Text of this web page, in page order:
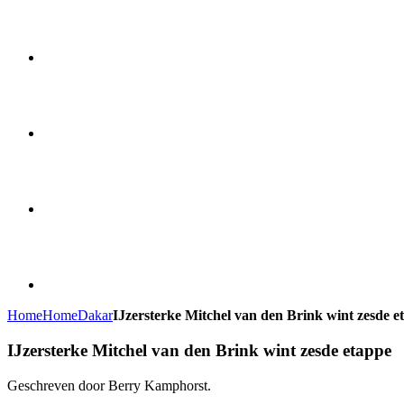
HomeHomeDakarIJzersterke Mitchel van den Brink wint zesde
IJzersterke Mitchel van den Brink wint zesde etappe
Geschreven door Berry Kamphorst.